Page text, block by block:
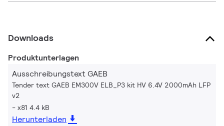
Downloads
Produktunterlagen
Ausschreibungstext GAEB
Tender text GAEB EM300V ELB_P3 kit HV 6.4V 2000mAh LFP
v2
x81 4.4 kB
Herunterladen